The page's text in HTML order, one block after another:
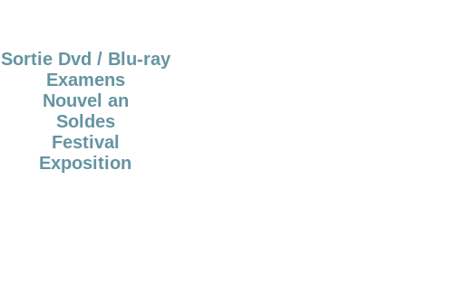
Sortie Dvd / Blu-ray
Examens
Nouvel an
Soldes
Festival
Exposition